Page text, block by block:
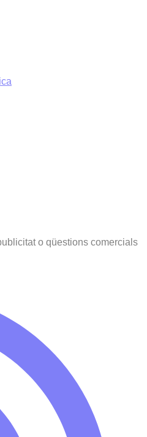
o qüestions comercials